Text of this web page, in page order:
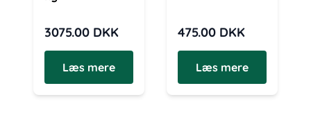
3075.00 DKK
Læs mere
475.00 DKK
Læs mere